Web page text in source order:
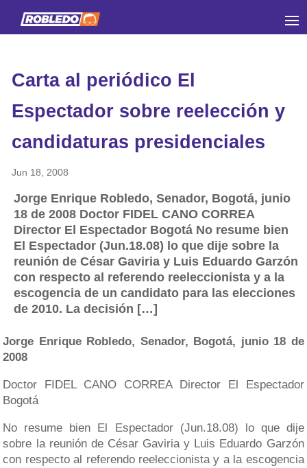
Carta al periódico El
Espectador sobre reelección y
candidaturas presidenciales
Jun 18, 2008
Jorge Enrique Robledo, Senador, Bogotá, junio
18 de 2008 Doctor FIDEL CANO CORREA
Director El Espectador Bogotá No resume bien
El Espectador (Jun.18.08) lo que dije sobre la
reunión de César Gaviria y Luis Eduardo Garzón
con respecto al referendo reeleccionista y a la
escogencia de un candidato para las elecciones
de 2010. La decisión […]
Jorge Enrique Robledo, Senador, Bogotá, junio 18 de
2008
Doctor FIDEL CANO CORREA Director El Espectador
Bogotá
No resume bien El Espectador (Jun.18.08) lo que dije
sobre la reunión de César Gaviria y Luis Eduardo Garzón
con respecto al referendo reeleccionista y a la escogencia